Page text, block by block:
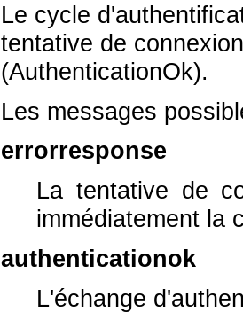
Le cycle
tentative de
(AuthenticationOk).
Les messages
errorresponse
La tentative de
immédiatement la
authenticationok
L'échange